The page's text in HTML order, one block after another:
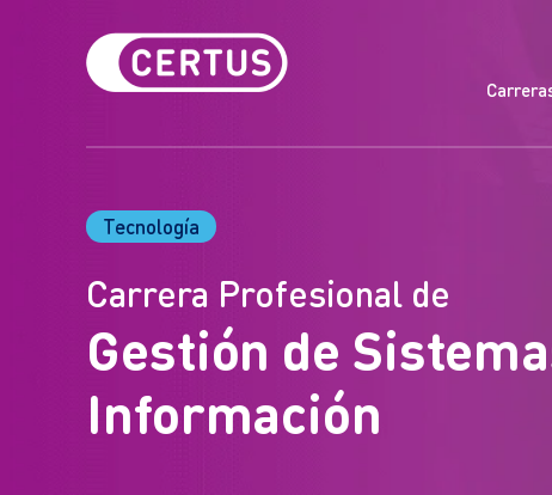
Tecnología
Carrera Profesional de
Gestión de
Información